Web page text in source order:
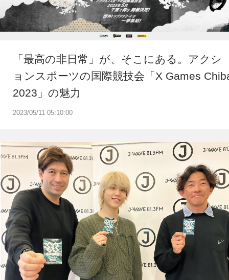
2023/05/11 05:10:00
「最高の非日常」が、そこにある。アクシ
ョンスポーツの国際競技会「X Games
2023」の魅力